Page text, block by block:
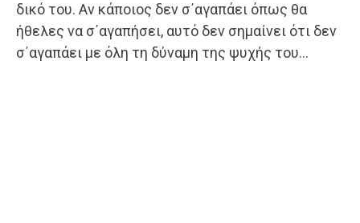
δικό του. Αν κάποιος δεν σ΄αγαπάει όπως θα
ήθελες να σ΄αγαπήσει, αυτό δεν σημαίνει ότι δεν
σ΄αγαπάει με όλη τη δύναμη της ψυχής του…